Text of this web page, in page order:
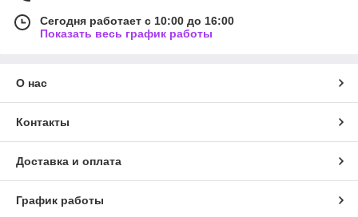
Сегодня работает с 10:00 до 16:00
Показать весь график работы
О нас
Контакты
Доставка и оплата
График работы